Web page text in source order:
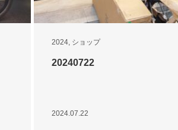
2024, ショップ
20240722
2024.07.22